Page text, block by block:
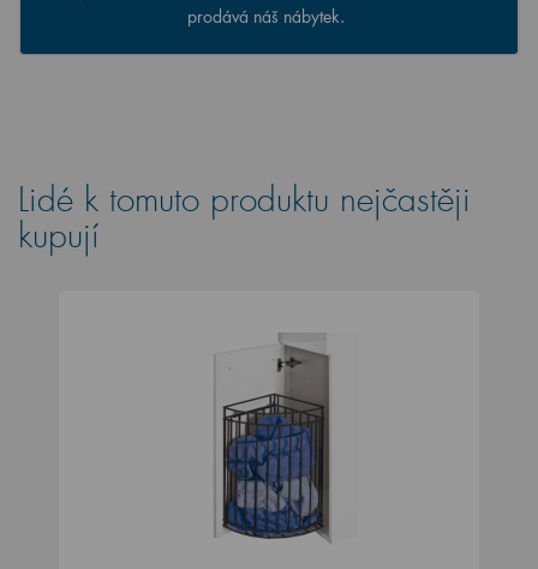
prodává náš nábytek.
Lidé k tomuto produktu nejčastěji
kupují